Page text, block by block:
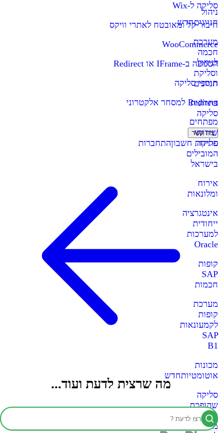
ניהול
חניוניםחדש
מערכת
חכמה
לניהול
וסליקת
חניונים
פתרונות
סליקה
שירותי
סליקה
המובילים
בישראל
אירוח
ומלונאות
אינטגרציה
ייחודית
למערכות
Oracle
קופות
SAP
חכמות
מערכת
קופות
לקמעונאות
SAP
B1
מכונות
אוטומטיותחדש
סליקה
שהופכת
כל
מכונה
סליקה ל-Wix
חיבור קל ומאובטח לאתרי וויקס
WooCommerce
הטמעה ב-IFrame או Redirect
תוספי סליקה
Redirect למסחר אלקטרוני
מפתחים
צרו קשר
פתיחת חשבוןהתחברות
מה שרצית לדעת ועוד...